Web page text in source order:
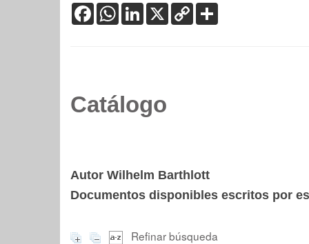
FacebookWhatsApp
LinkedIn
X Copy
Link
Catálogo
Autor Wilhelm Barthlott
Documentos disponibles escritos por
Refinar búsqueda